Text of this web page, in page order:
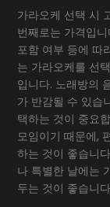
가라오케 선택 시
번째로는 가격입
포함 여부 등에 따
는 가라오케를 선
입니다. 노래방의
가 반감될 수 있습
택하는 것이 중요
모임이기 때문에,
하는 것이 좋습니
나 특별한 날에는
두는 것이 좋습니